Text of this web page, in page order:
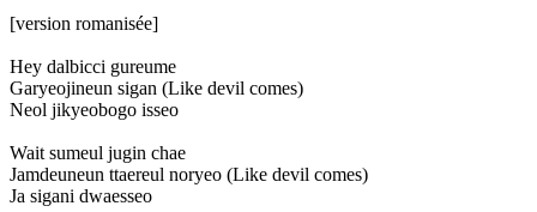
[version romanisée]
Hey dalbicci gureume
Garyeojineun sigan (Like devil comes)
Neol jikyeobogo isseo
Wait sumeul jugin chae
Jamdeuneun ttaereul noryeo (Like devil comes)
Ja sigani dwaesseo